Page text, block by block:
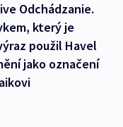
Odchádzanie.
který je
použil Havel
jako označení